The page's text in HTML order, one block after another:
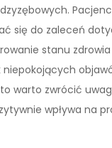
się do zaleceń
stanu
warto zwrócić
wpływa na